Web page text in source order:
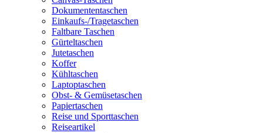
Dokumententaschen
Einkaufs-/Tragetaschen
Faltbare Taschen
Gürteltaschen
Jutetaschen
Koffer
Kühltaschen
Laptoptaschen
Obst- & Gemüsetaschen
Papiertaschen
Reise und Sporttaschen
Reiseartikel